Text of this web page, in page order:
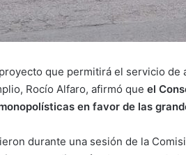
que permitirá el servicio de
Rocío Alfaro, afirmó que el
en favor de las
durante una sesión de la